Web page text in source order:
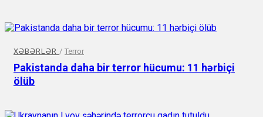
XƏBƏRLƏR / Terror
Pakistanda daha bir terror hücumu: 11 hərbiçi
ölüb